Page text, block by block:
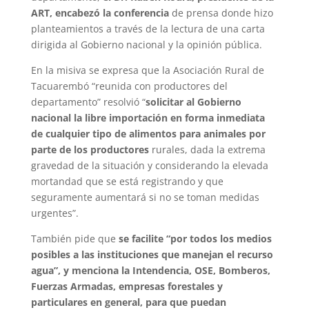
ART, encabezó la conferenciade prensa donde hizo
planteamientos a través de la lectura de una carta
dirigida al Gobierno nacional y la opinión pública.
En la misiva se expresa que la Asociación Rural de
Tacuarembó “reunida con productores del
departamento” resolvió “solicitar al Gobierno
nacional la libre importación en forma inmediata
de cualquier tipo de alimentos para animales por
parte de los productoresrurales, dada la extrema
gravedad de la situación y considerando la elevada
mortandad que se está registrando y que
seguramente aumentará si no se toman medidas
urgentes”.
También pide que se facilite “por todos los medios
posibles a las instituciones que manejan el recurso
agua”, y menciona la Intendencia, OSE, Bomberos,
Fuerzas Armadas, empresas forestales y
particulares en general, para que puedan